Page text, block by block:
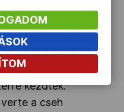
a Grúz versenyző
aki ezt követően
a bronzérmet.
kezdtek.
a cseh